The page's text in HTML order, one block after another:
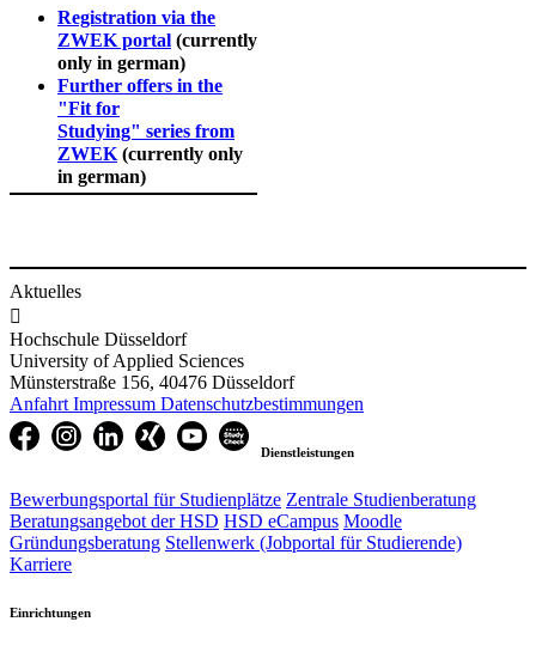
Registration via the
ZWEK portal (currently
only in german)
Further offers in the
"Fit for
Studying" series from
ZWEK (currently only
in german)
Aktuelles

Hochschule Düsseldorf
University of Applied Sciences
Münsterstraße 156, 40476 Düsseldorf
Anfahrt Impressum Datenschutzbestimmungen
Dienstleistungen
Bewerbungsportal für Studienplätze Zentrale Studienberatung
Beratungsangebot der HSD HSD eCampus Moodle
Gründungsberatung Stellenwerk (Jobportal für Studierende)
Karriere
Einrichtungen